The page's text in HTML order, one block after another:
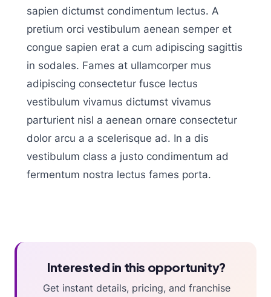
sapien dictumst condimentum lectus. A
pretium orci vestibulum aenean semper et
congue sapien erat a cum adipiscing sagittis
in sodales. Fames at ullamcorper mus
adipiscing consectetur fusce lectus
vestibulum vivamus dictumst vivamus
parturient nisl a aenean ornare consectetur
dolor arcu a a scelerisque ad. In a dis
vestibulum class a justo condimentum ad
fermentum nostra lectus fames porta.
Interested in this opportunity?
Get instant details, pricing, and franchise